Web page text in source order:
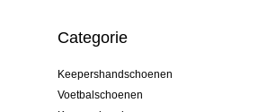
Categorie
Keepershandschoenen
Voetbalschoenen